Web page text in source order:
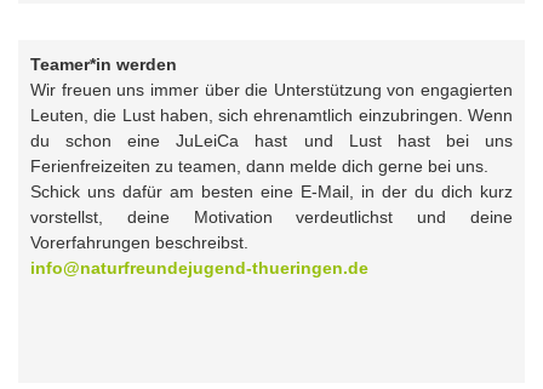
Teamer*in werden
Wir freuen uns immer über die Unterstützung von engagierten
Leuten, die Lust haben, sich ehrenamtlich einzubringen. Wenn
du schon eine JuLeiCa hast und Lust hast bei uns
Ferienfreizeiten zu teamen, dann melde dich gerne bei uns.
Schick uns dafür am besten eine E-Mail, in der du dich kurz
vorstellst, deine Motivation verdeutlichst und deine
Vorerfahrungen beschreibst.
info@naturfreundejugend-thueringen.de